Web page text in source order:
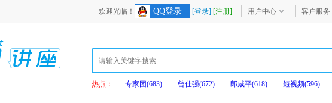
欢迎光临！ QQ登录 [登录] [注册] 用户中心 客户服务
热点： 专家团(683) 曾仕强(672) 郎咸平(618) 短视频(596)